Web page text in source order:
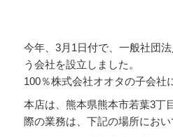
今年、3月1日付で、一般社
う会社を設立しました。
100％株式会社オオタの子会社
本店は、熊本県熊本市若葉3丁
際の業務は、下記の場所におい